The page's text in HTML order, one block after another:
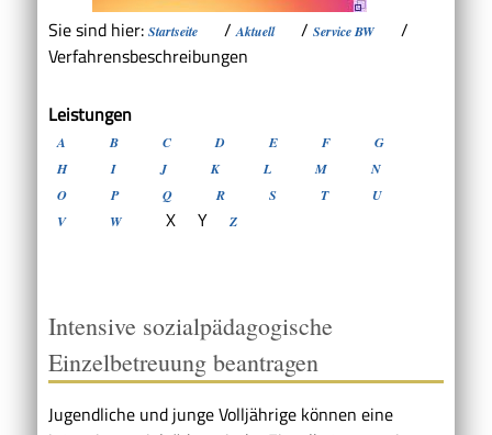
Sie sind hier: Startseite /Aktuell / Service BW
/
Verfahrensbeschreibungen
Leistungen
A B C D E F
G
H
I J K L M
N
O
P Q R S T
U
V
W X Y Z
Intensive sozialpädagogische
Einzelbetreuung beantragen
Jugendliche und junge Volljährige können eine